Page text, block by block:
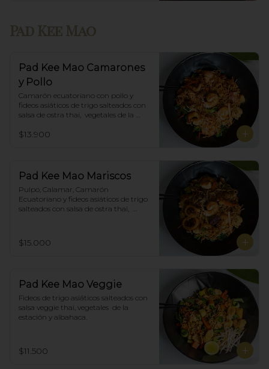
Pad Kee Mao Camarones
y Pollo
Camarón ecuatoriano con pollo y
fideos asiáticos de trigo salteados con
salsa de ostra thai,  vegetales de la
$13.900
Pad Kee Mao Mariscos
Pulpo, Calamar, Camarón
Ecuatoriano y fideos asiáticos de trigo
salteados con salsa de ostra thai,
$15.000
Pad Kee Mao Veggie
Fideos de trigo asiáticos salteados con
salsa veggie thai, vegetales  de la
estación y albahaca.
$11.500